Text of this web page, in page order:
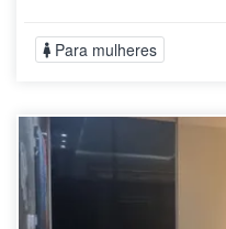
Para mulheres